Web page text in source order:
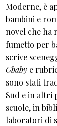
Moderne, è
bambini e
novel che ha
fumetto per
scrive
Gbaby e
sono stati
Sud e in altri
scuole, in
laboratori di